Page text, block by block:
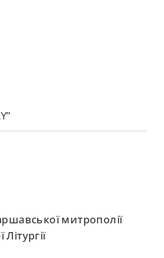
митрополії